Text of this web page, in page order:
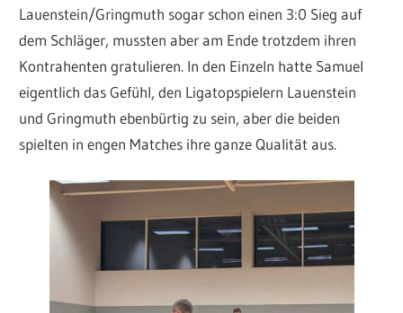
Lauenstein/Gringmuth sogar schon einen 3:0 Sieg auf
dem Schläger, mussten aber am Ende trotzdem ihren
Kontrahenten gratulieren. In den Einzeln hatte Samuel
eigentlich das Gefühl, den Ligatopspielern Lauenstein
und Gringmuth ebenbürtig zu sein, aber die beiden
spielten in engen Matches ihre ganze Qualität aus.